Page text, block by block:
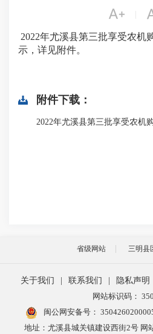

2022年尤溪县第三批享受农机
示，详见附件。
附件下载：
2022年尤溪县第三批享受农机
省级网站 三明县
关于我们 联系我们 隐私声明
网站标识码：
闽公网安备号：
地址：尤溪县城关镇建设西街2号 网